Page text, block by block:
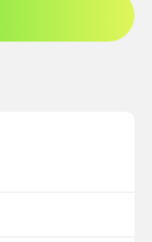
a tagként való